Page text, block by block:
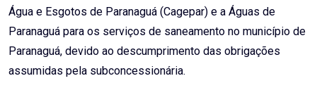
Água e Esgotos de Paranaguá (Cagepar) e a Águas de
Paranaguá para os serviços de saneamento no município de
Paranaguá, devido ao descumprimento das obrigações
assumidas pela subconcessionária.